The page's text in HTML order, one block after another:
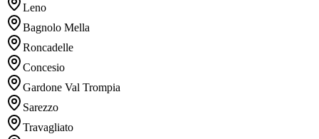
Leno
Bagnolo Mella
Roncadelle
Concesio
Gardone Val Trompia
Sarezzo
Travagliato